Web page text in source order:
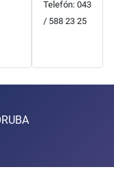
Telefón: 043
/ 588 23 25